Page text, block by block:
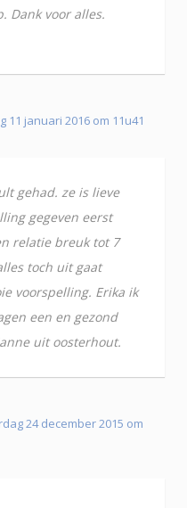
Dank voor alles.
11 januari 2016 om 11u41
gehad. ze is lieve
gegeven eerst
relatie breuk tot 7
toch uit gaat
voorspelling. Erika ik
een en gezond
uit oosterhout.
24 december 2015 om